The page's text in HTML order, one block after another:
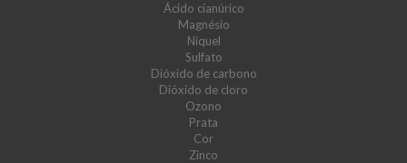
Ácido cianúrico
Magnésio
Níquel
Sulfato
Dióxido de carbono
Dióxido de cloro
Ozono
Prata
Cor
Zinco